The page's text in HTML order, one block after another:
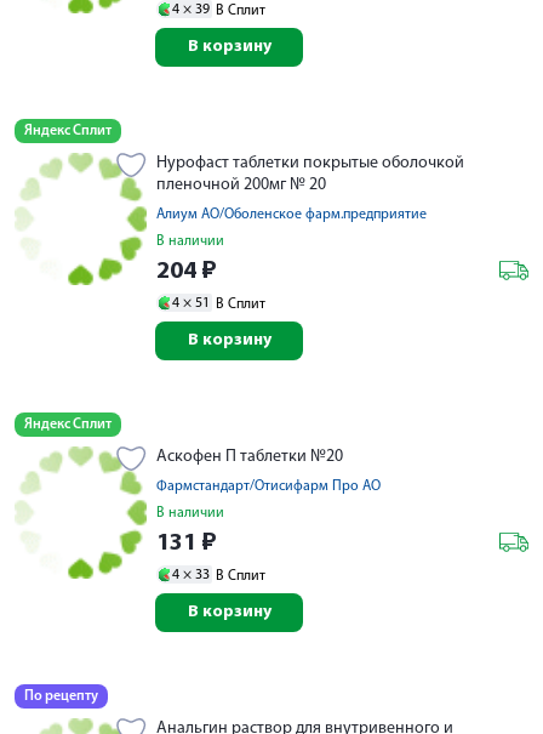
4 × 39 В Сплит
В корзину
Яндекс Сплит
Нурофаст таблетки покрытые оболочкой
пленочной 200мг № 20
Алиум АО/Оболенское фарм.предприятие
В наличии
204 ₽
4 × 51 В Сплит
В корзину
Яндекс Сплит
Аскофен П таблетки №20
Фармстандарт/Отисифарм Про АО
В наличии
131 ₽
4 × 33 В Сплит
В корзину
По рецепту
Анальгин раствор для внутривенного и